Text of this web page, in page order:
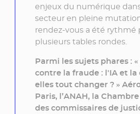
enjeux du numérique
secteur en pleine
rendez-vous a été rythmé
plusieurs tables rondes.
Parmi les sujets phares :
contre la fraude : l'IA et la
elles tout changer ? »
Paris, l’ANAH, la
des commissaires de